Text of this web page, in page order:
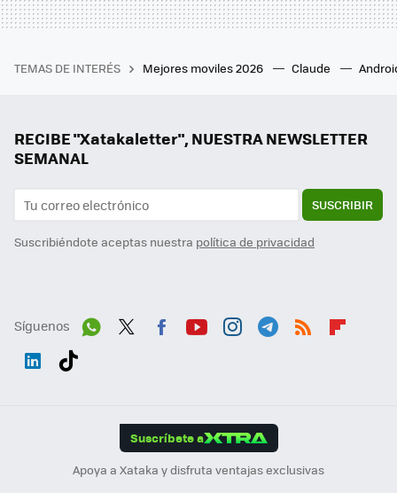
TEMAS DE INTERÉS Mejores moviles 2026 Claude
RECIBE "Xatakaletter", NUESTRA NEWSLETTER
SEMANAL
SUSCRIBIR
Suscribiéndote aceptas nuestra política de privacidad
Síguenos
Suscríbete a
Apoya a Xataka y disfruta ventajas exclusivas